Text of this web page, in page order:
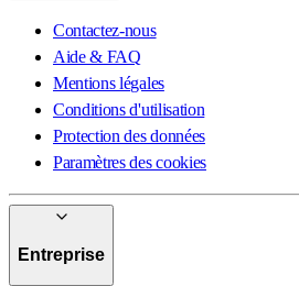
Contactez-nous
Aide & FAQ
Mentions légales
Conditions d'utilisation
Protection des données
Paramètres des cookies
Entreprise